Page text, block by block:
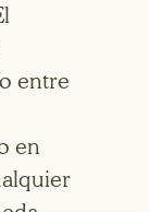
entre
en